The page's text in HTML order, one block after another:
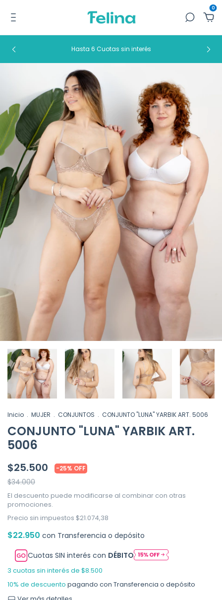
0
Hasta 6 Cuotas sin interés
Inicio . MUJER . CONJUNTOS . CONJUNTO "LUNA" YARBIK ART. 5006
CONJUNTO "LUNA" YARBIK ART.
5006
$25.500 -25% OFF
$34.000
El descuento puede modificarse al combinar con otras
promociones.
Precio sin impuestos $21.074,38
$22.950 con Transferencia o depósito
Cuotas SIN interés con DÉBITO
3 cuotas sin interés de $8.500
10% de descuento pagando con Transferencia o depósito